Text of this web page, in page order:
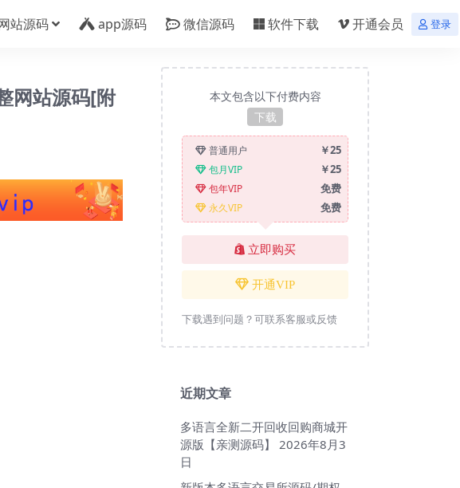
站源码 app源码 微信源码 软件下载 开通会员 登录
网站源码[附
本文包含以下付费内容
下载
普通用户 ￥25
包月VIP ￥25
包年VIP 免费
永久VIP 免费
立即购买
开通VIP
下载遇到问题？可联系客服或反馈
近期文章
多语言全新二开回收回购商城开
源版【亲测源码】
2026年8月3
日